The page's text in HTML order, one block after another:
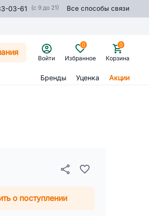
03-61 (с 9 до 21) Все способы связи
Войти Избранное
0
Корзина
0
Бренды Уценка Акции
о поступлении